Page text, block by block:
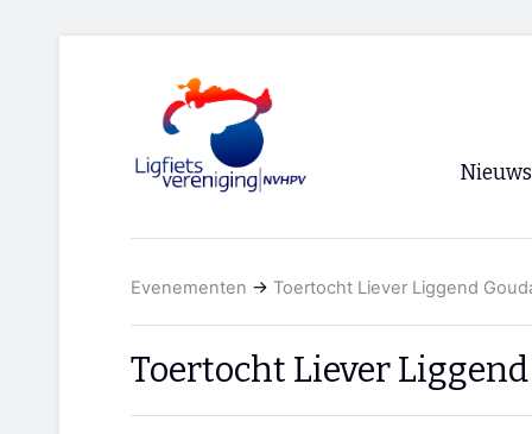
Nieuws
Evenementen → Toertocht Liever Liggend
Toertocht Liever